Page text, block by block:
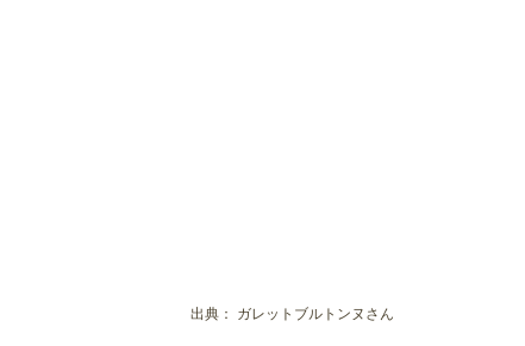
出典： ガレットブルトンヌさん